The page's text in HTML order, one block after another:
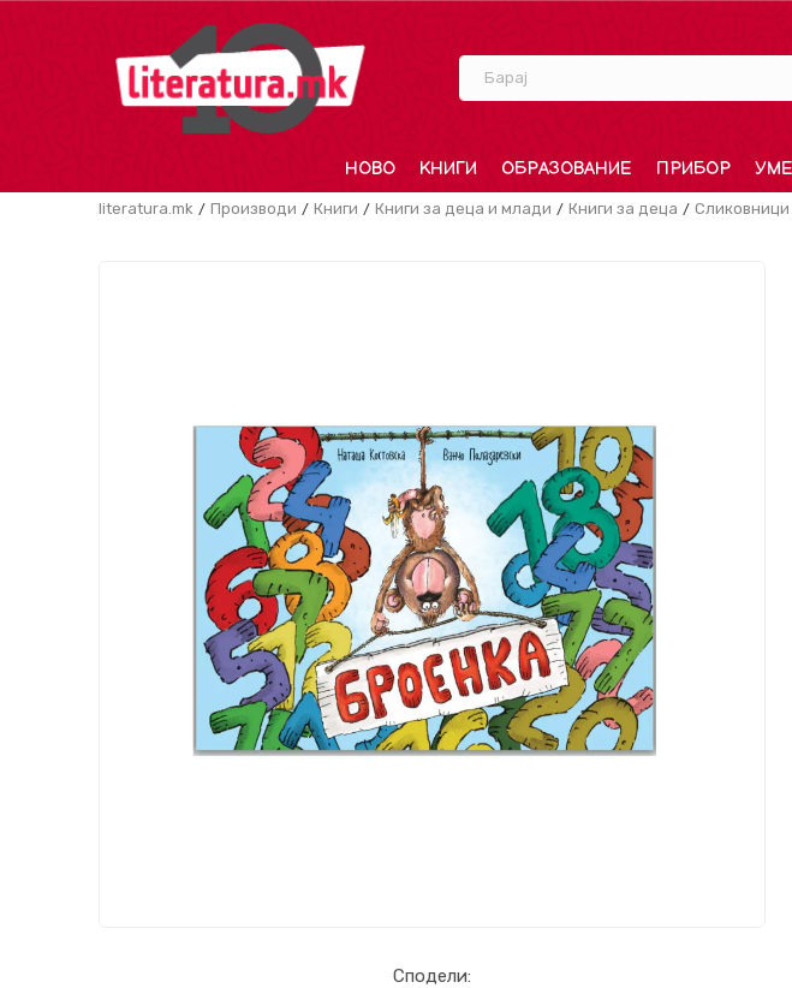
Барај
НОВО КНИГИ ОБРАЗОВАНИЕ ПРИБОР
literatura.mk Производи Книги Книги за деца и млади Книги за деца Сликовници
Сподели: